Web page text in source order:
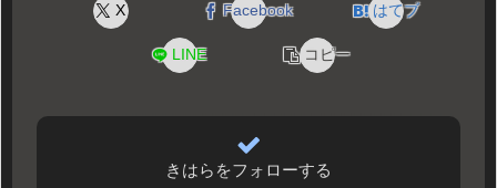
X Facebook はてブ
LINE コピー
きはらをフォローする